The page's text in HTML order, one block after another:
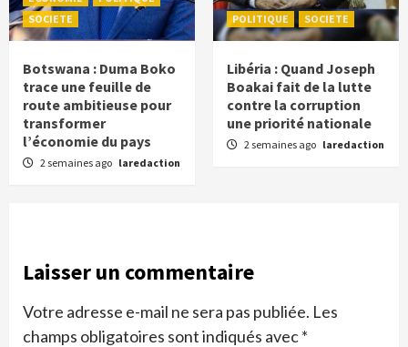
SOCIETE
Botswana : Duma Boko
trace une feuille de
route ambitieuse pour
transformer
l’économie du pays
2 semaines ago laredaction
POLITIQUE SOCIETE
Libéria : Quand Joseph
Boakai fait de la lutte
contre la corruption
une priorité nationale
2 semaines ago laredaction
Laisser un commentaire
Votre adresse e-mail ne sera pas publiée. Les
champs obligatoires sont indiqués avec*